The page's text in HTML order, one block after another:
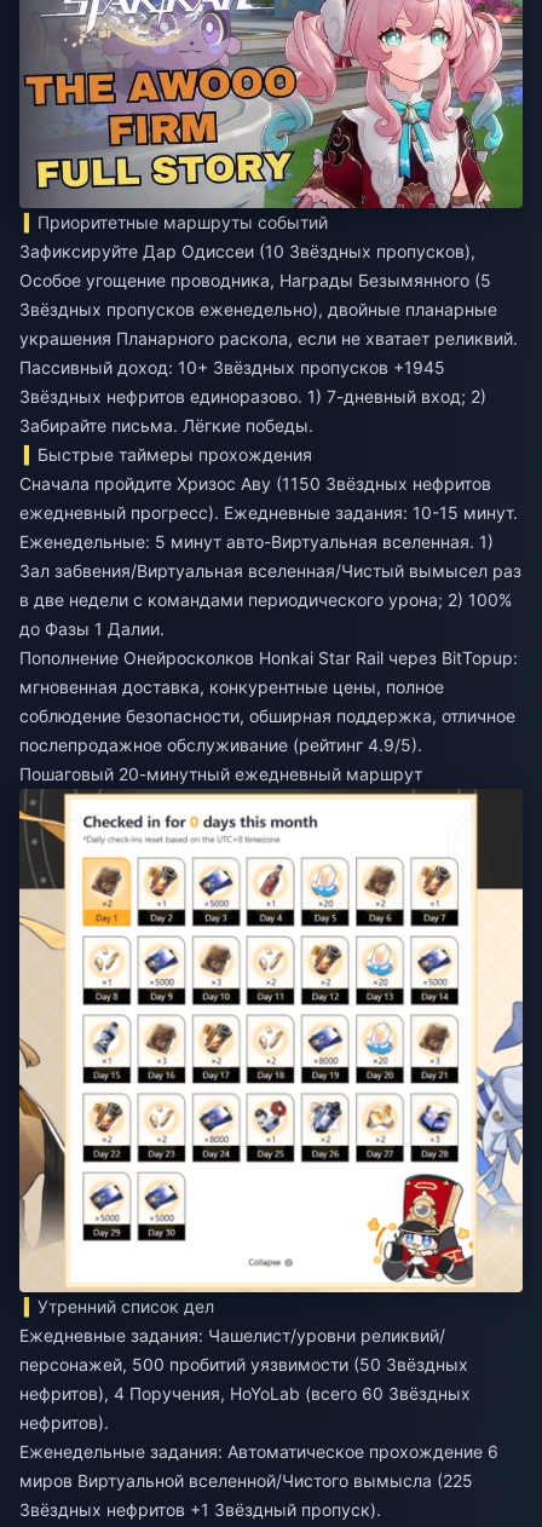
Приоритетные маршруты событий
Зафиксируйте Дар Одиссеи (10 Звёздных пропусков),
Особое угощение проводника, Награды Безымянного (5
Звёздных пропусков еженедельно), двойные планарные
украшения Планарного раскола, если не хватает реликвий.
Пассивный доход: 10+ Звёздных пропусков +1945
Звёздных нефритов единоразово. 1) 7-дневный вход; 2)
Забирайте письма. Лёгкие победы.
Быстрые таймеры прохождения
Сначала пройдите Хризос Аву (1150 Звёздных нефритов
ежедневный прогресс). Ежедневные задания: 10-15 минут.
Еженедельные: 5 минут авто-Виртуальная вселенная. 1)
Зал забвения/Виртуальная вселенная/Чистый вымысел раз
в две недели с командами периодического урона; 2) 100%
до Фазы 1 Далии.
Пополнение Онейросколков Honkai Star Rail через BitTopup:
мгновенная доставка, конкурентные цены, полное
соблюдение безопасности, обширная поддержка, отличное
послепродажное обслуживание (рейтинг 4.9/5).
Пошаговый 20-минутный ежедневный маршрут
Утренний список дел
Ежедневные задания: Чашелист/уровни реликвий/
персонажей, 500 пробитий уязвимости (50 Звёздных
нефритов), 4 Поручения, HoYoLab (всего 60 Звёздных
нефритов).
Еженедельные задания: Автоматическое прохождение 6
миров Виртуальной вселенной/Чистого вымысла (225
Звёздных нефритов +1 Звёздный пропуск).